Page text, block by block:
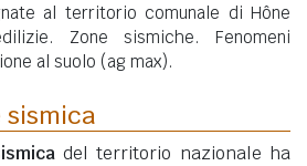
al territorio comunale di Hône
Zone sismiche. Fenomeni
al suolo (ag max).
sismica
del territorio nazionale ha